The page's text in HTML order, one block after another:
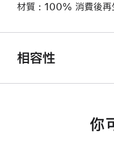
材質 : 100% 消費後再
相容性
你